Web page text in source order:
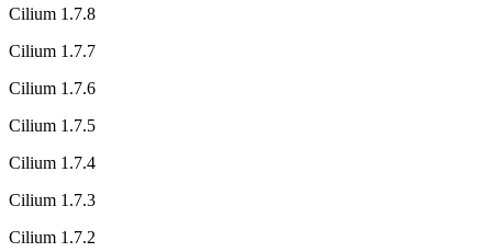
Cilium 1.7.8
Cilium 1.7.7
Cilium 1.7.6
Cilium 1.7.5
Cilium 1.7.4
Cilium 1.7.3
Cilium 1.7.2